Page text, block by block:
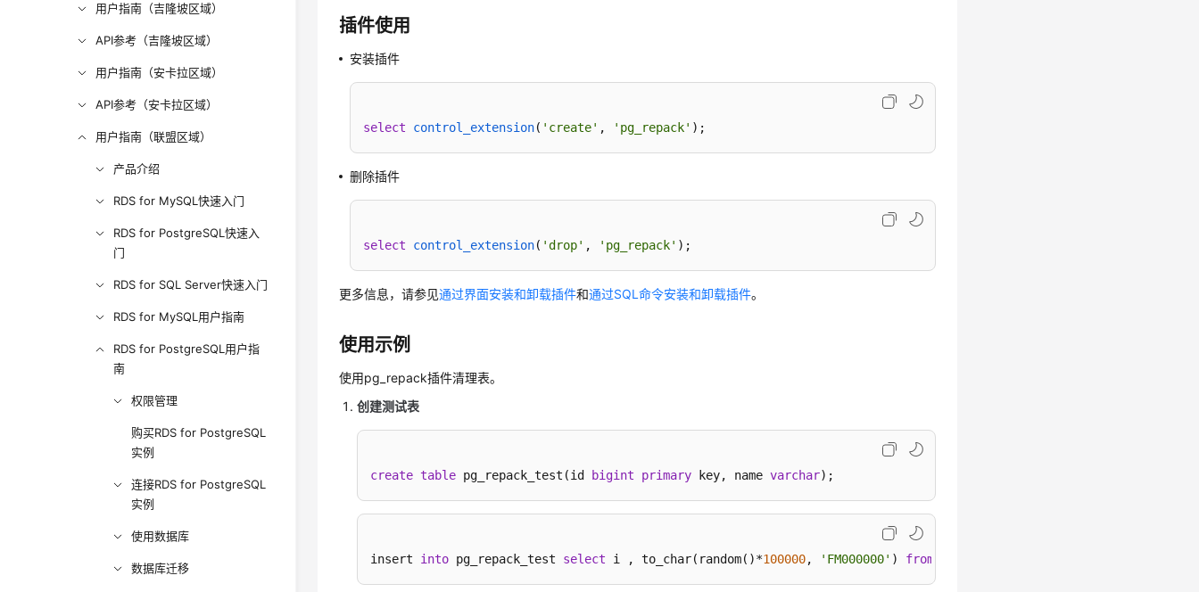
用户指南（吉隆坡区域）
API参考（吉隆坡区域）
用户指南（安卡拉区域）
API参考（安卡拉区域）
用户指南（联盟区域）
产品介绍
RDS for MySQL快速入门
RDS for PostgreSQL快速入
门
RDS for SQL Server快速入门
RDS for MySQL用户指南
RDS for PostgreSQL用户指
南
权限管理
购买RDS for PostgreSQL
实例
连接RDS for PostgreSQL
实例
使用数据库
数据库迁移
插件使用
安装插件
select control_extension( 'create' , 'pg_repack' ) ;
删除插件
select control_extension( 'drop' , 'pg_repack' ) ;
更多信息，请参见通过界面安装和卸载插件和通过SQL命令安装和卸载插件。
使用示例
使用pg_repack插件清理表。
创建测试表
create table pg_repack_test(id bigint primary key, name varchar);
insert into pg_repack_test select i , to_char(random()*100000, 'FM000000' ) from